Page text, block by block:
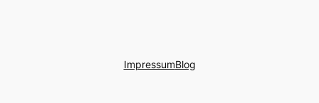
ImpressumBlog